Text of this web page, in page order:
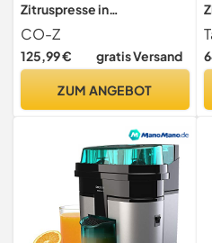
Zitruspresse in
handelsüblicher Qualität,
Handpresse, manuelle
Fruchtpresse,
Saftpresse, Zitrusfrüchte,
CO-Z
125,99 € gratis Versand
ZUM ANGEBOT